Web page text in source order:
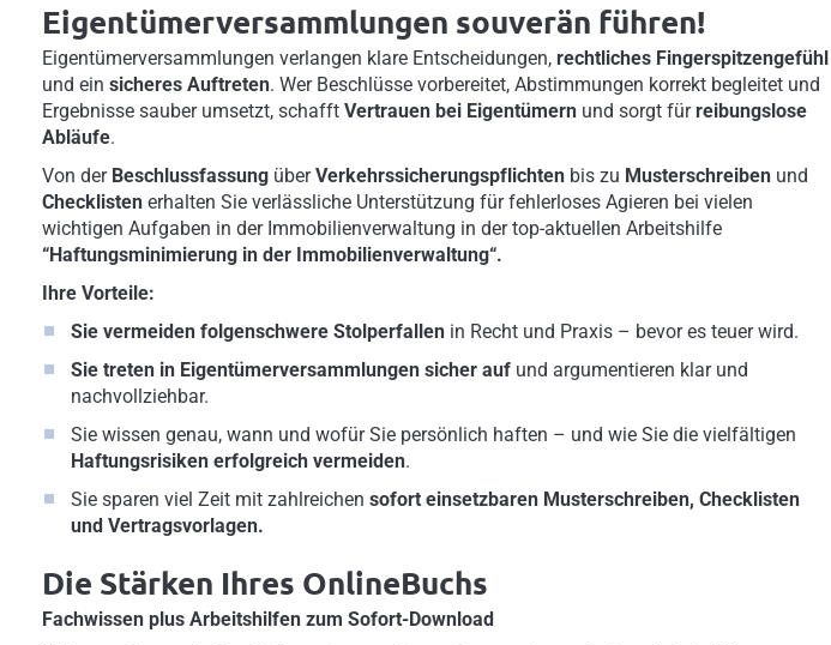
Eigentümerversammlungen souverän führen!
Eigentümerversammlungen verlangen klare Entscheidungen, rechtliches Fingerspitzengefühl
und ein sicheres Auftreten. Wer Beschlüsse vorbereitet, Abstimmungen korrekt begleitet und
Ergebnisse sauber umsetzt, schafft Vertrauen bei Eigentümern und sorgt fürreibungslose
Abläufe.
Von der Beschlussfassung überVerkehrssicherungspflichten bis zu Musterschreiben und
Checklisten erhalten Sie verlässliche Unterstützung für fehlerloses Agieren bei vielen
wichtigen Aufgaben in der Immobilienverwaltung in der top-aktuellen Arbeitshilfe
“Haftungsminimierung in der Immobilienverwaltung“.
Ihre Vorteile:
Sie vermeiden folgenschwere Stolperfallen in Recht und Praxis – bevor es teuer wird.
Sie treten in Eigentümerversammlungen sicher auf und argumentieren klar und
nachvollziehbar.
Sie wissen genau, wann und wofür Sie persönlich haften – und wie Sie die vielfältigen
Haftungsrisiken erfolgreich vermeiden.
Sie sparen viel Zeit mit zahlreichen sofort einsetzbaren Musterschreiben, Checklisten
und Vertragsvorlagen.
Die Stärken Ihres OnlineBuchs
Fachwissen plus Arbeitshilfen zum Sofort-Download